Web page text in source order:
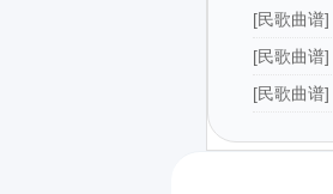
[民歌曲谱]
[民歌曲谱]
[民歌曲谱]